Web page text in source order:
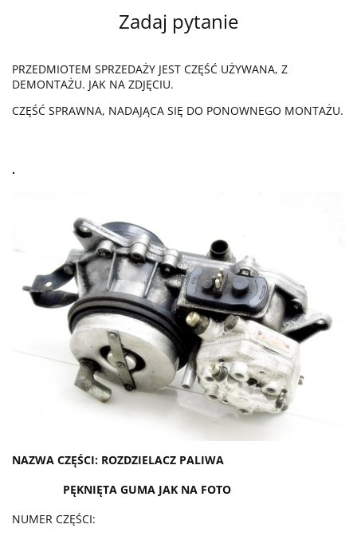
Zadaj pytanie
PRZEDMIOTEM SPRZEDAŻY JEST CZĘŚĆ UŻYWANA, Z
DEMONTAŻU. JAK NA ZDJĘCIU.
CZĘŚĆ SPRAWNA, NADAJĄCA SIĘ DO PONOWNEGO MONTAŻU.
.
NAZWA CZĘŚCI: ROZDZIELACZ PALIWA
PĘKNIĘTA GUMA JAK NA FOTO
NUMER CZĘŚCI: